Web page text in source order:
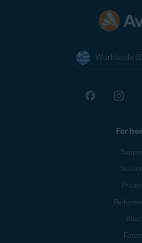
Worldwide
For
Blog
Forum